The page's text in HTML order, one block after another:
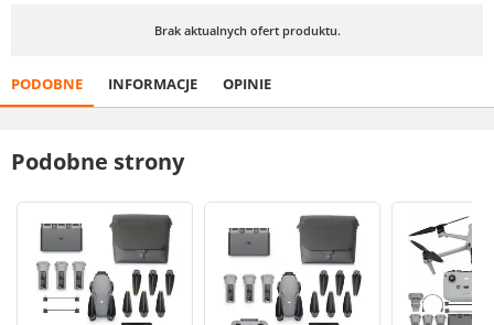
Brak aktualnych ofert produktu.
PODOBNE INFORMACJE OPINIE
Podobne strony